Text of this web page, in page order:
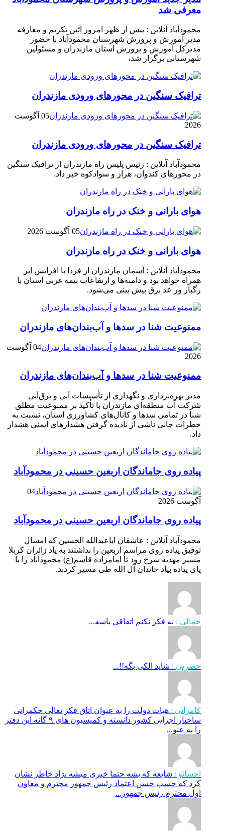
معرفی شد
محمودآباد آنلاین : پیش از ظهر امروز آئین تکریم و معارفه
مدیر آموزش و پرورش شهرستان محمودآباد با حضور
مدیرکل آموزش و پرورش استان مازندران و مسئولین
شهرستانی برگزار شد،
ترافیک سنگین در محور‌های ورودی مازندران
05 آگوست
2026
ترافیک سنگین در محور‌های ورودی مازندران
محمودآباد آنلاین : رئیس پلیس راه مازندران از ترافیک سنگین
در محور‌های کندوان، هراز و سوادکوه خبر داد.
هوای بارانی و خنک در راه مازندران
05 آگوست 2026
هوای بارانی و خنک در راه مازندران
محمودآباد آنلاین : آسمان مازندران از فردا با افزایش ابر
همراه خواهد بود و دامنه‌ها و ارتفاعات نیمه غربی استان با
رگبار ور عد برق پیش بینی می‌شود.
ممنوعیت شنا در سدها و آب‌بندان‌‌های مازندران
04 آگوست
2026
ممنوعیت شنا در سدها و آب‌بندان‌‌های مازندران
مدیر بهره‌برداری و نگهداری از تأسیسات آبی و برق‌آبی
شرکت آب منطقه‌ای مازندران با تأکید بر ممنوعیت مطلق
شنا در تمامی سدها و کانال‌های کشاورزی استان، نسبت به
خطرات جانی ناشی از نادیده گرفتن هشدارهای ایمنی هشدار
داد.
پیاده روی جاماندگان اربعین حسینی در محمودآباد
04
آگوست 2026
پیاده روی جاماندگان اربعین حسینی در محمودآباد
محمودآباد آنلاین : عاشقان اباعبدالله الحسین که امسال
توفیق پیاده روی مراسم اربعین را نداشتند به یاد زائران کربلا
مسیر مهدیه سرخ رود تا امامزاده قاسم(ع) محمودآباد را با
پای پیاده بیاد خاندان آل الله طی مسیر کردند.
جمالی : نه فکر نکنم اتفاقی باشه...
حضرتی : شاید الکی بگه!!...
کامرانی : هیات دولت را به عنوان اتاق فکر تعالی حکمرانی
ساختار اجرایی کشور دانسته و کمیسیون های ۹ گانه این دفتر
را به عنو...
احسانو : شایعه که بشه حتما خبری میشه نژاد خاطر نشان
کرد که حسب حسن اعتماد رئیس جمهور محترم و معاون
اول محترم رئیس جمهور...